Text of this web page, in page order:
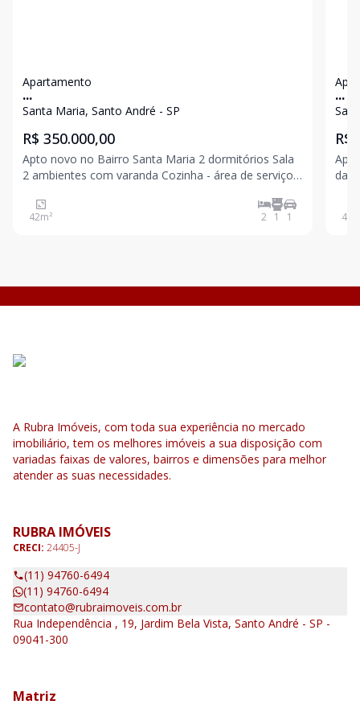
Apartamento
...
Santa Maria, Santo André - SP
R$ 350.000,00
Apto novo no Bairro Santa Maria 2 dormitórios Sala
2 ambientes com varanda Cozinha - área de serviço
Imigrantes, Anchieta. Região com amplo comércio
42m² 2 1 1
...
R$
da Av
40
A Rubra Imóveis, com toda sua experiência no mercado
imobiliário, tem os melhores imóveis a sua disposição com
variadas faixas de valores, bairros e dimensões para melhor
atender as suas necessidades.
RUBRA IMÓVEIS
CRECI: 24405-J
(11) 94760-6494
(11) 94760-6494
contato@rubraimoveis.com.br
Rua Independência , 19, Jardim Bela Vista, Santo André - SP -
09041-300
Matriz